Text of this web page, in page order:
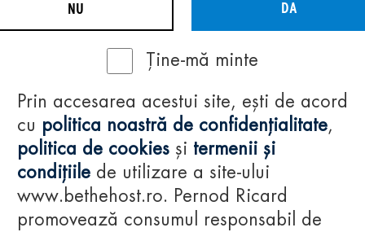
NU DA
Ține-mă minte
Prin accesarea acestui site, ești de acord
cu politica noastră de confidențialitate,
politica de cookies și termenii și
condițiile de utilizare a site-ului
www.bethehost.ro. Pernod Ricard
promovează consumul responsabil de